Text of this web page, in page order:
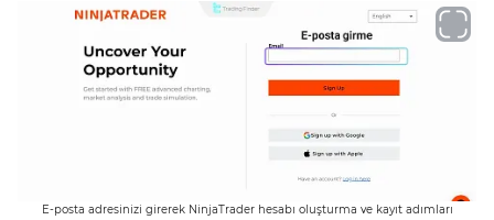
E-posta adresinizi girerek NinjaTrader hesabı oluşturma ve kayıt adımları